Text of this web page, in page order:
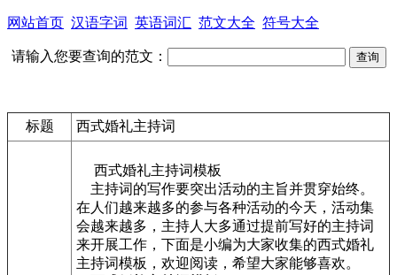
网站首页 汉语字词 英语词汇 范文大全 符号大全
请输入您要查询的范文：
标题 西式婚礼主持词
西式婚礼主持词模板
主持词的写作要突出活动的主旨并贯穿始终。
在人们越来越多的参与各种活动的今天，活动集
会越来越多，主持人大多通过提前写好的主持词
来开展工作，下面是小编为大家收集的西式婚礼
主持词模板，欢迎阅读，希望大家能够喜欢。